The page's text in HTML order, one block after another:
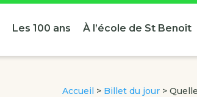
Les 100 ans À l’école de St Benoît
Accueil > Billet du jour >